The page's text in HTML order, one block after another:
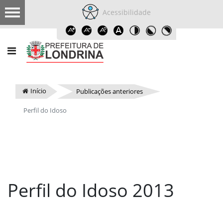
Acessibilidade
Início Publicações anteriores
Perfil do Idoso
Perfil do Idoso 2013